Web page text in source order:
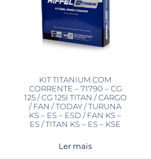
KIT TITANIUM COM
CORRENTE – 71790 – CG
125 / CG 125I TITAN / CARGO
/ FAN / TODAY / TURUNA
KS – ES – ESD / FAN KS –
ES / TITAN KS – ES – KSE
Ler mais